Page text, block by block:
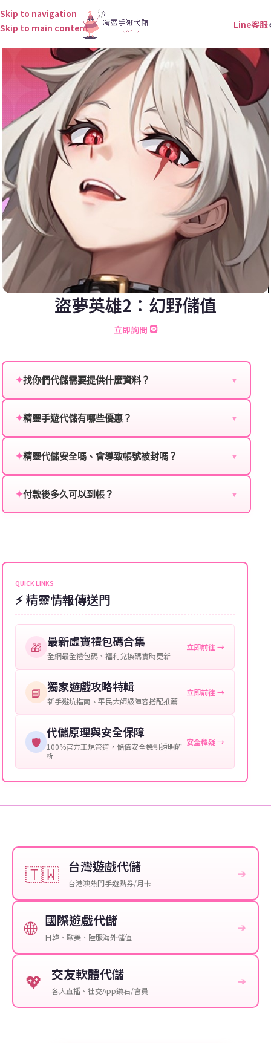
Skip to navigation
Skip to main content
Line客服
盜夢英雄2：幻野儲值
立即詢問
✦找你們代儲需要提供什麼資料？ ▼
服：
角色名稱：您遊戲中的角色名稱。
等級：角色的當前等級。
提供這些信息能幫助我們更快地處理您的代儲需求，確
保您盡享遊戲樂趣！
✦精靈手遊代儲有哪些優惠？ ▼
贈送、大額儲值優惠及節日限定活動，儲值最低6折
✦精靈代儲安全嗎、會導致帳號被封嗎？ ▼
單，不使用外掛程式、非法點數或異常儲值管道。您獲
✦付款後多久可以到帳？ ▼
可直接聯絡客服查詢訂單進度。
QUICK LINKS
⚡ 精靈情報傳送門
🎁 最新虛寶禮包碼合集
全網最全禮包碼、福利兌換碼實時更新
立即前往 →
📘 獨家遊戲攻略特輯
新手避坑指南、平民大師級陣容搭配推薦
立即前往 →
🛡️
代儲原理與安全保障
100%官方正規管道，儲值安全機制透明解
析
安全釋疑 →
🇹🇼 台灣遊戲代儲
台港澳熱門手遊點券/月卡
➔
🌐 國際遊戲代儲
日韓、歐美、陸服海外儲值
➔
💖 交友軟體代儲
各大直播、社交App鑽石/會員
➔